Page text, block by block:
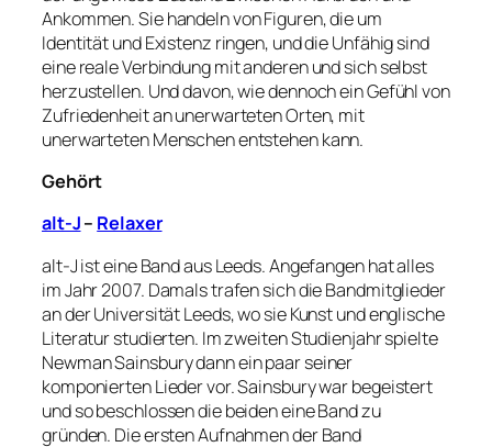
Ankommen. Sie handeln von Figuren, die um
Identität und Existenz ringen, und die Unfähig sind
eine reale Verbindung mit anderen und sich selbst
herzustellen. Und davon, wie dennoch ein Gefühl von
Zufriedenheit an unerwarteten Orten, mit
unerwarteten Menschen entstehen kann.
Gehört
alt-J– Relaxer
alt-J ist eine Band aus Leeds. Angefangen hat alles
im Jahr 2007. Damals trafen sich die Bandmitglieder
an der Universität Leeds, wo sie Kunst und englische
Literatur studierten. Im zweiten Studienjahr spielte
Newman Sainsbury dann ein paar seiner
komponierten Lieder vor. Sainsbury war begeistert
und so beschlossen die beiden eine Band zu
gründen. Die ersten Aufnahmen der Band